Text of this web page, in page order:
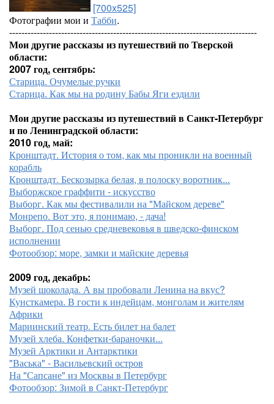
[700x525]
Фотографии мои и Табби.
---------------------------------------------------------------------------------
Мои другие рассказы из путешествий по Тверской
области:
2007 год, сентябрь:
Старица. Очумелые ручки
Старица. Как мы на родину Бабы Яги ездили
Мои другие рассказы из путешествий в Санкт-Петербург
и по Ленинградской области:
2010 год, май:
Кронштадт. История о том, как мы проникли на военный
корабль
Кронштадт. Бескозырка белая, в полоску воротник...
Выборжское граффити - искусство
Выборг. Как мы фестивалили на "Майском дереве"
Монрепо. Вот это, я понимаю, - дача!
Выборг. Под сенью средневековья в шведско-финском
исполнении
Фотообзор: море, замки и майские деревья
2009 год, декабрь:
Музей шоколада. А вы пробовали Ленина на вкус?
Кунсткамера. В гости к индейцам, монголам и жителям
Африки
Мариинский театр. Есть билет на балет
Музей хлеба. Конфетки-бараночки...
Музей Арктики и Антарктики
"Васька" - Васильевский остров
На "Сапсане" из Москвы в Петербург
Фотообзор: Зимой в Санкт-Петербург